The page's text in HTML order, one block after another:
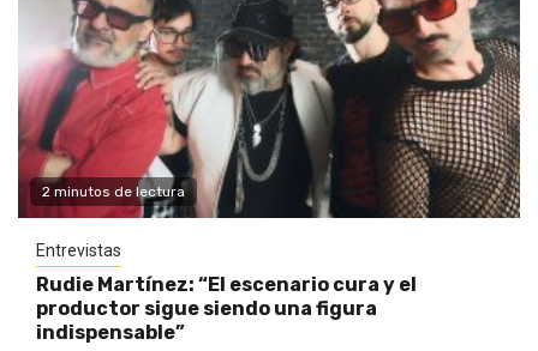
2 minutos de lectura
Entrevistas
Rudie Martínez: “El escenario cura y el
productor sigue siendo una figura
indispensable”